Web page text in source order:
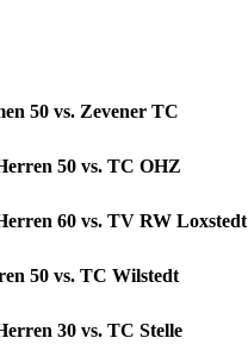
50 vs. Zevener TC
50 vs. TC OHZ
60 vs. TV RW Loxstedt
50 vs. TC Wilstedt
30 vs. TC Stelle